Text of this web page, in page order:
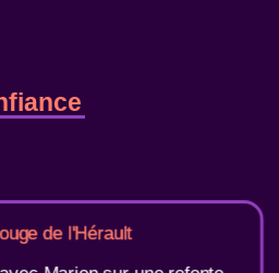
de l'Hérault